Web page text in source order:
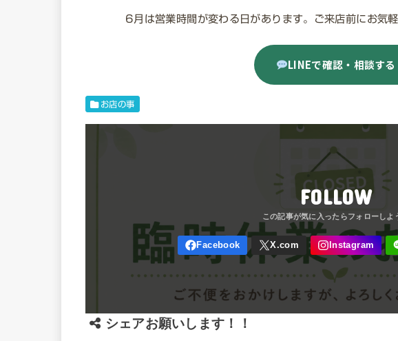
6月は営業時間が変わる日があります。ご来店前にお気
LINEで確認・相談する
お店の事
FOLLOW
シェアお願いします！！